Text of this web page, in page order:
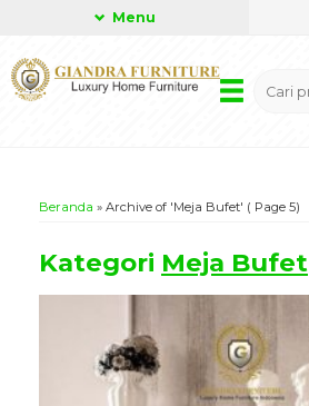
Menu
Beranda » Archive of 'Meja Bufet' ( Page 5)
Kategori Meja Bufet